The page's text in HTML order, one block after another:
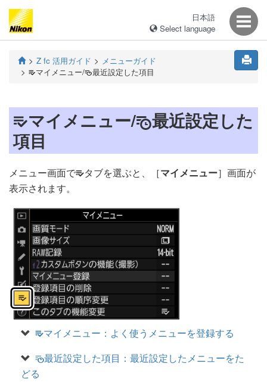
日本語
Select language
Z fc 活用ガイド メニューガイド
Oマイメニュー/m最近設定した項目
Oマイメニュー/m最近設定した
項目
メニュー画面でOタブを選ぶと、［マイメニュー］画面が
表示されます。
Oマイメニュー：よく使うメニューを登録する
m最近設定した項目：最近設定したメニューをた
どる